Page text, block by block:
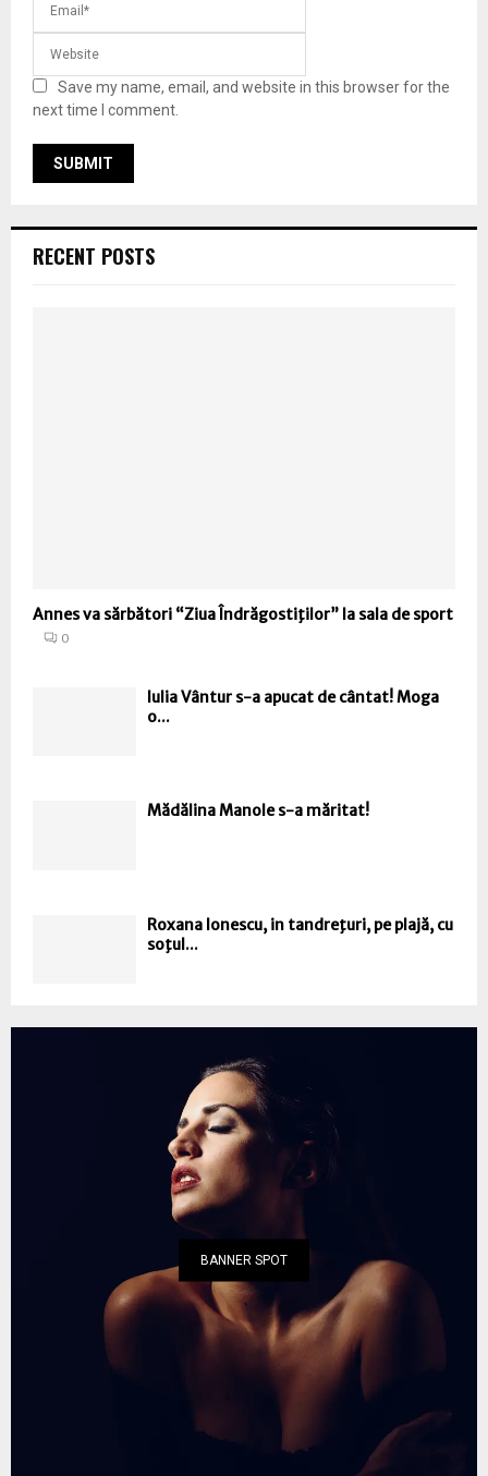
Save my name, email, and website in this browser for the
next time I comment.
RECENT POSTS
Annes va sărbători “Ziua Îndrăgostiţilor” la sala de sport
0
Iulia Vântur s-a apucat de cântat! Moga
o...
Mădălina Manole s-a măritat!
Roxana Ionescu, in tandreţuri, pe plajă, cu
soţul...
BANNER SPOT